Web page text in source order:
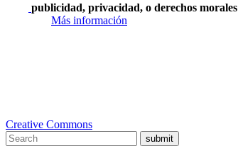
publicidad, privacidad, o derechos morales
Más información
Creative Commons
submit